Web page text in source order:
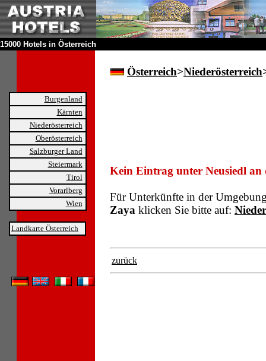
15000 Hotels in Österreich
Burgenland
Kärnten
Niederösterreich
Oberösterreich
Salzburger Land
Steiermark
Tirol
Vorarlberg
Wien
Landkarte Österreich
Österreich>Niederösterreich
Kein Eintrag unter Neusiedl an
Für Unterkünfte in der
Zaya klicken Sie bitte auf:
zurück